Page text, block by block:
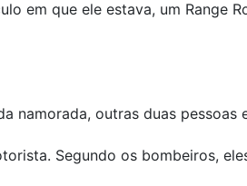
em que ele estava, um Range
namorada, outras duas pessoas
Segundo os bombeiros,